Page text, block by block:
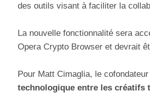
des outils visant à faciliter la
La nouvelle fonctionnalité sera
Opera Crypto Browser et devrait
Pour Matt Cimaglia, le
technologique entre les créatifs